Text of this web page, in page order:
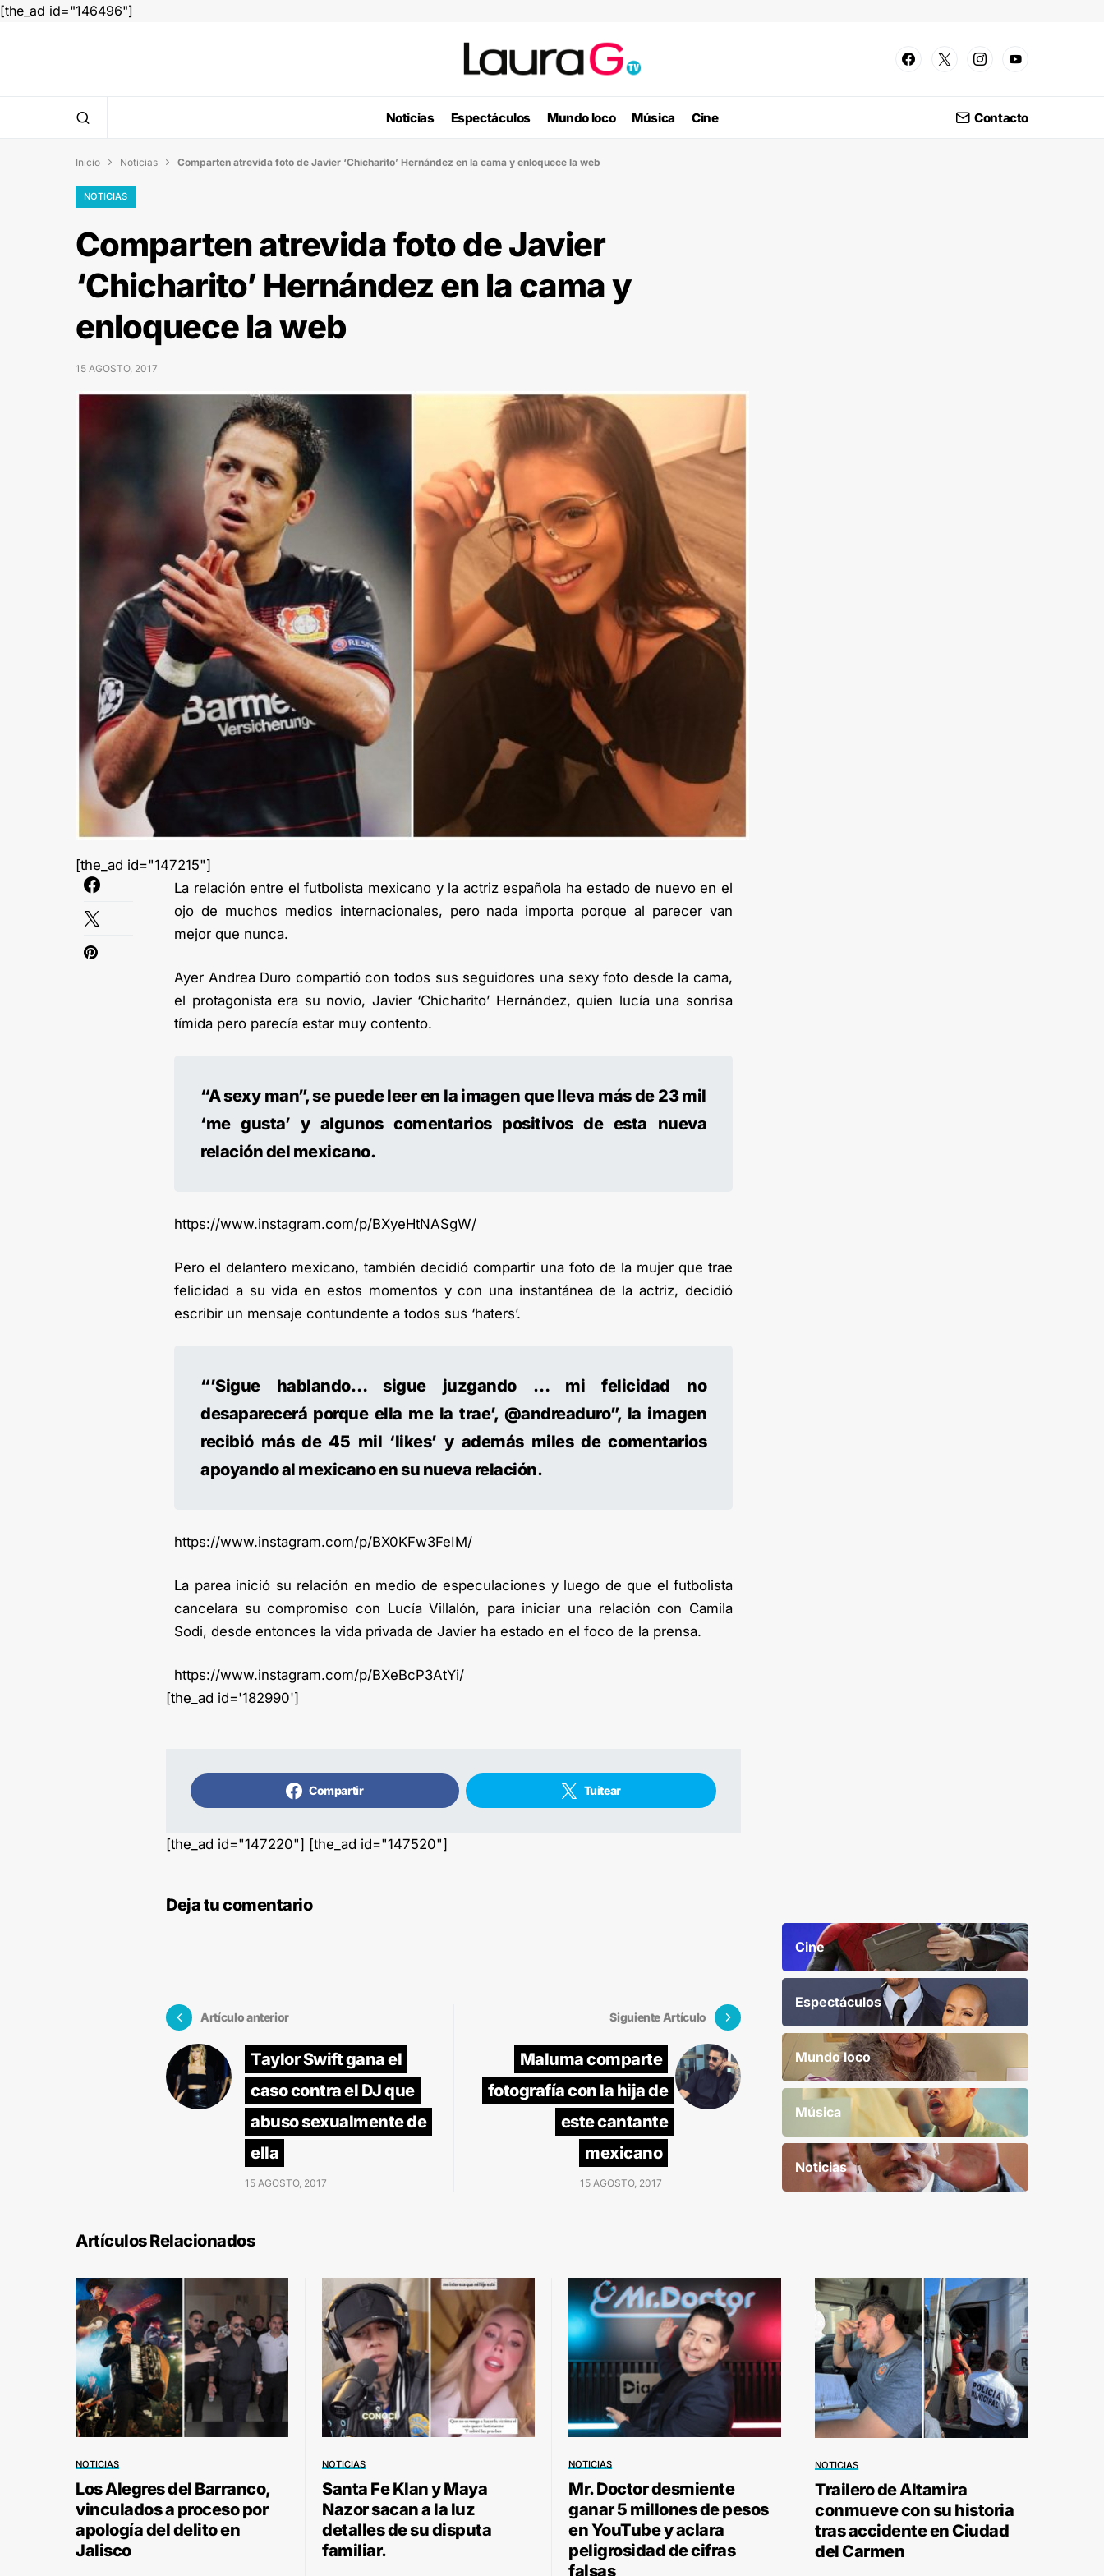
[the_ad id="146496"]
Noticias Espectáculos Mundo loco Música Cine Contacto
Inicio  Noticias  Comparten atrevida foto de Javier ‘Chicharito’ Hernández en la cama y enloquece la web
NOTICIAS
Comparten atrevida foto de Javier
‘Chicharito’ Hernández en la cama y
enloquece la web
15 AGOSTO, 2017
[the_ad id="147215"]
La relación entre el futbolista mexicano y la actriz española ha estado de nuevo en el
ojo de muchos medios internacionales, pero nada importa porque al parecer van
mejor que nunca.
Ayer Andrea Duro compartió con todos sus seguidores una sexy foto desde la cama,
el protagonista era su novio, Javier ‘Chicharito’ Hernández, quien lucía una sonrisa
tímida pero parecía estar muy contento.
“A sexy man”, se puede leer en la imagen que lleva más de 23 mil
‘me gusta’ y algunos comentarios positivos de esta nueva
relación del mexicano.
https://www.instagram.com/p/BXyeHtNASgW/
Pero el delantero mexicano, también decidió compartir una foto de la mujer que trae
felicidad a su vida en estos momentos y con una instantánea de la actriz, decidió
escribir un mensaje contundente a todos sus ‘haters’.
“’Sigue hablando… sigue juzgando … mi felicidad no
desaparecerá porque ella me la trae’, @andreaduro”, la imagen
recibió más de 45 mil ‘likes’ y además miles de comentarios
apoyando al mexicano en su nueva relación.
https://www.instagram.com/p/BX0KFw3FeIM/
La parea inició su relación en medio de especulaciones y luego de que el futbolista
cancelara su compromiso con Lucía Villalón, para iniciar una relación con Camila
Sodi, desde entonces la vida privada de Javier ha estado en el foco de la prensa.
https://www.instagram.com/p/BXeBcP3AtYi/
[the_ad id='182990']
Compartir Tuitear
[the_ad id="147220"] [the_ad id="147520"]
Deja tu comentario
Artículo anterior
Taylor Swift gana el
caso contra el DJ que
abuso sexualmente de
ella
15 AGOSTO, 2017
Siguiente Artículo
Maluma comparte
fotografía con la hija de
este cantante
mexicano
15 AGOSTO, 2017
Cine
Espectáculos
Mundo loco
Música
Noticias
Artículos Relacionados
NOTICIAS
Los Alegres del Barranco,
vinculados a proceso por
apología del delito en
Jalisco
NOTICIAS
Santa Fe Klan y Maya
Nazor sacan a la luz
detalles de su disputa
familiar.
NOTICIAS
Mr. Doctor desmiente
ganar 5 millones de pesos
en YouTube y aclara
peligrosidad de cifras
falsas
NOTICIAS
Trailero de Altamira
conmueve con su historia
tras accidente en Ciudad
del Carmen